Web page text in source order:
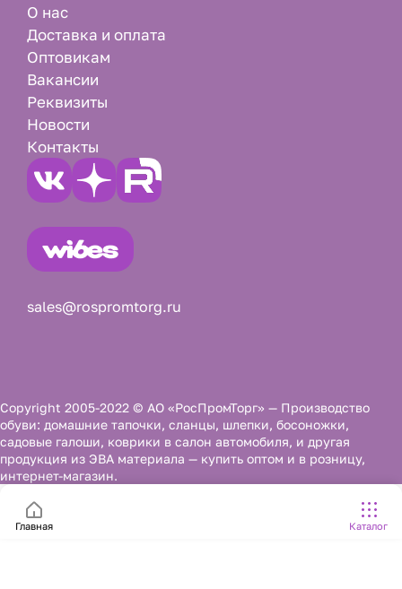
О нас
Доставка и оплата
Оптовикам
Вакансии
Реквизиты
Новости
Контакты
sales@rospromtorg.ru
Copyright 2005-2022 © АО «РосПромТорг» — Производство
обуви: домашние тапочки, сланцы, шлепки, босоножки,
садовые галоши, коврики в салон автомобиля, и другая
продукция из ЭВА материала — купить оптом и в розницу,
интернет-магазин.
Главная Каталог